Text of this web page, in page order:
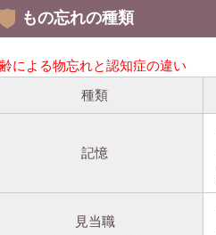
もの忘れの種類
による物忘れと認知症の違い
種類
記憶
見当職